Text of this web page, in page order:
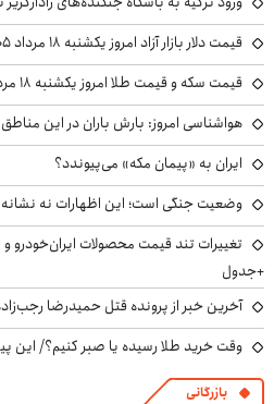
قیمت دلار بازار آزاد امروز یکشنبه ۱۸ مرداد ۱۴۰۵ +جدول
قیمت سکه و قیمت طلا امروز یکشنبه ۱۸ مرداد ۱۴۰۵ + جدول
هواشناسی امروز: بارش باران در این
ایران به «پیمان مکه» می‌پیوندد؟
وضعیت جنگی است؛ این اظهارات نه
+جدول
آخرین خبر از پرونده قتل حمیدرضا
وقت خرید طلا رسیده یا صبر کنیم؟/ این
بازرگانی